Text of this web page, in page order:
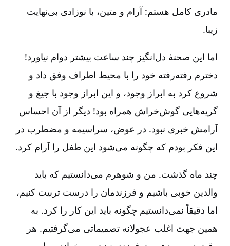
مادری کامل هستم: آرام و متین، با نوزادی بی‌نهایت
زیبا.
اما این صحنۀ دل‌انگیز چند ساعت بیشتر دوام نیاورد!
دخترم رفته‌رفته خود را با محیط اطراف وفق داد و
شروع کرد به ابراز وجود، و این ابراز وجود با جیغ و
گریه‌هایی گوش‌خراش همراه بود! دیگر از آن احساس
آرامش خبری نبود. در عوض، سراسیمه و مضطرب در
این فکر بودم که چگونه می‌شود این طفل را آرام کرد.
چند ماه گذشت. من و شوهرم می‌دانستیم که باید
والدین خوبی باشیم و فرزندمان را درست تربیت کنیم،
اما دقیقاً نمی‌دانستیم چگونه باید این کار را کرد. به
همین جهت اغلب عجولانه تصمیماتی می‌گرفتیم. هر